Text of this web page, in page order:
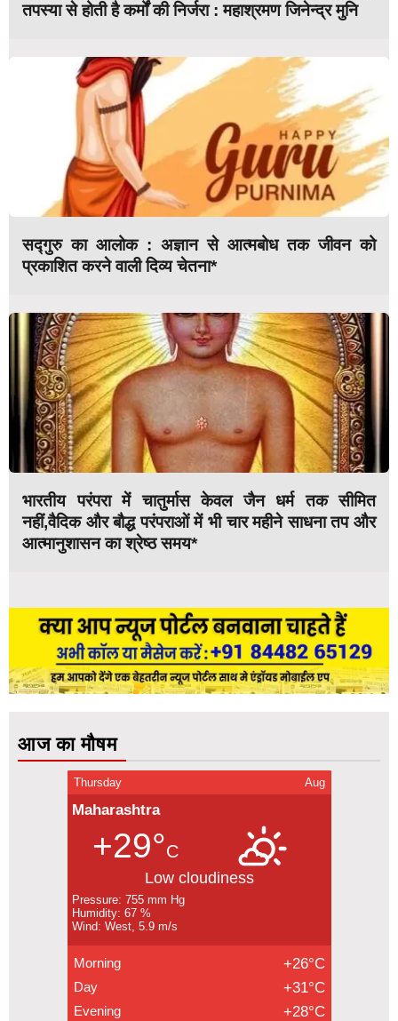
तपस्या से होती है कर्मों की निर्जरा : महाश्रमण जिनेन्द्र मुनि
सद्गुरु का आलोक : अज्ञान से आत्मबोध तक जीवन को
प्रकाशित करने वाली दिव्य चेतना*
भारतीय परंपरा में चातुर्मास केवल जैन धर्म तक सीमित
नहीं,वैदिक और बौद्ध परंपराओं में भी चार महीने साधना तप और
आत्मानुशासन का श्रेष्ठ समय*
आज का मौषम
Thursday Aug
Maharashtra
+29°C
Low cloudiness
Pressure: 755 mm Hg
Humidity: 67 %
Wind: West, 5.9 m/s
Morning +26°C
Day +31°C
Evening +28°C